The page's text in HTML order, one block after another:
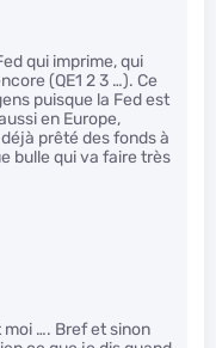
qui imprime, qui
(QE1 2 3 …). Ce
puisque la Fed est
en Europe,
prêté des fonds à
bulle qui va faire très
moi …. Bref et sinon